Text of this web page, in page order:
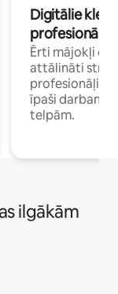
Digitālie
profesionāļi
Ērti mājokļi
attālināti
īpaši darbam
telpām.
ilgākām